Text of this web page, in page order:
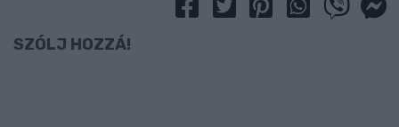
SZÓLJ HOZZÁ!